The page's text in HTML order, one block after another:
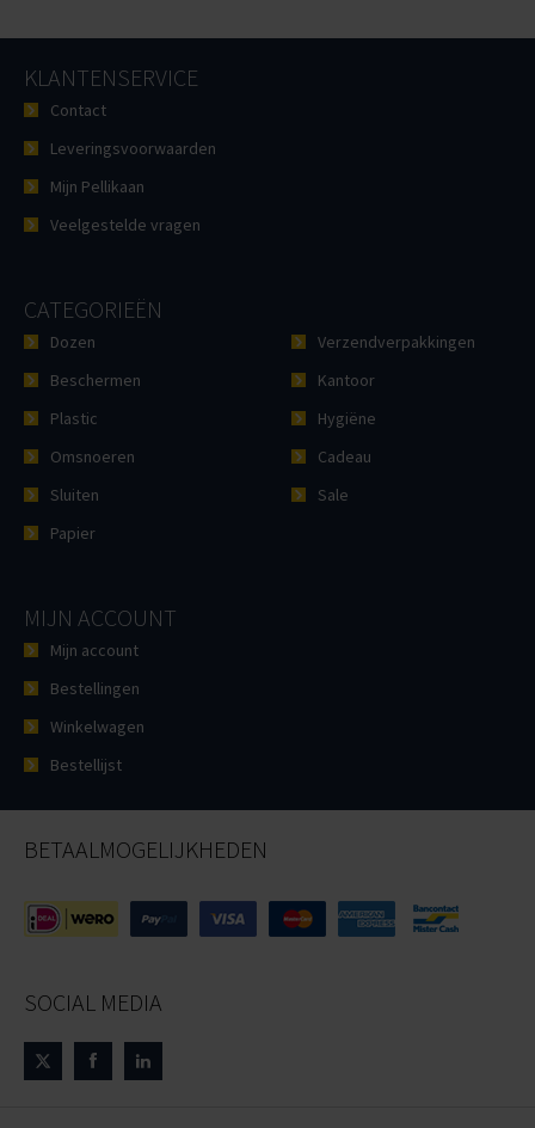
KLANTENSERVICE
Contact
Leveringsvoorwaarden
Mijn Pellikaan
Veelgestelde vragen
CATEGORIEËN
Dozen
Beschermen
Plastic
Omsnoeren
Sluiten
Papier
Verzendverpakkingen
Kantoor
Hygiëne
Cadeau
Sale
MIJN ACCOUNT
Mijn account
Bestellingen
Winkelwagen
Bestellijst
BETAALMOGELIJKHEDEN
SOCIAL MEDIA